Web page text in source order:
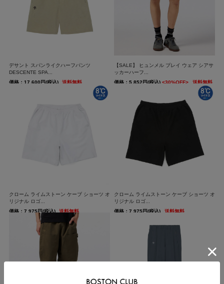
デサント スパンライクハーフパンツ
DESCENTE SPA...
価格：17,600円(税込)
送料無料
【SALE】 ヒュンメル プレイ ウェア シアサ
ッカーハーフ...
価格：5,852円(税込)<30%OFF> 送料無料
クローム ライムストーン ケーブ ショーツ オ
リジナル ロゴ...
価格：7,975円(税込)
送料無料
クローム ライムストーン ケーブ ショーツ オ
リジナル ロゴ...
価格：7,975円(税込)
送料無料